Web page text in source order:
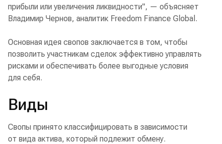
прибыли или увеличения ликвидности", — объясняет
Владимир Чернов, аналитик Freedom Finance Global.
Основная идея свопов заключается в том, чтобы
позволить участникам сделок эффективно управлять
рисками и обеспечивать более выгодные условия
для себя.
Виды
Свопы принято классифицировать в зависимости
от вида актива, который подлежит обмену.